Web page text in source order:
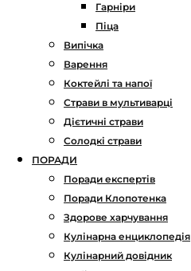
Гарніри
Піца
Випічка
Варення
Коктейлі та напої
Страви в мультиварці
Дієтичні страви
Солодкі страви
ПОРАДИ
Поради експертів
Поради Клопотенка
Здорове харчування
Кулінарна енциклопедія
Кулінарний довідник